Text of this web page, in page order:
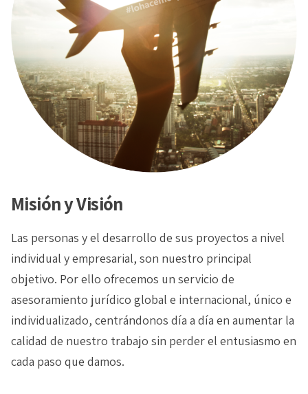
Misión y Visión
Las personas y el desarrollo de sus proyectos a nivel
individual y empresarial, son nuestro principal
objetivo. Por ello ofrecemos un servicio de
asesoramiento jurídico global e internacional, único e
individualizado, centrándonos día a día en aumentar la
calidad de nuestro trabajo sin perder el entusiasmo en
cada paso que damos.